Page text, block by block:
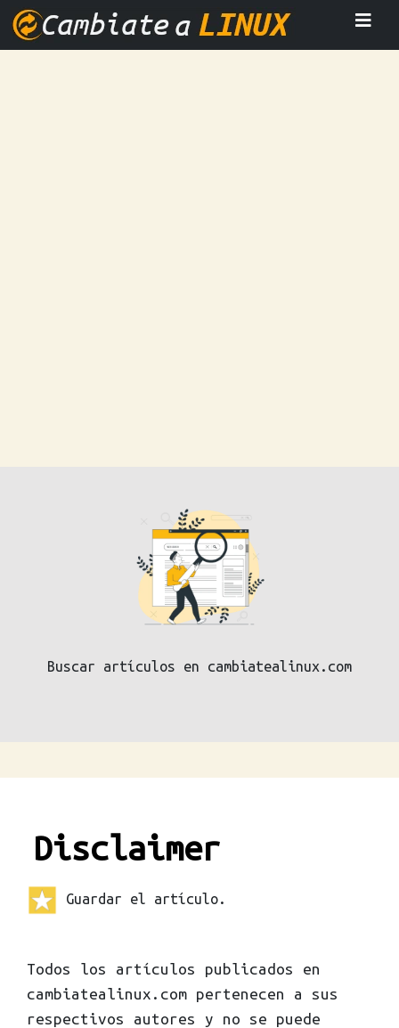
Buscar artículos en cambiatealinux.com
Disclaimer
Guardar el artículo.
Todos los artículos publicados en
cambiatealinux.com pertenecen a sus
respectivos autores y no se puede